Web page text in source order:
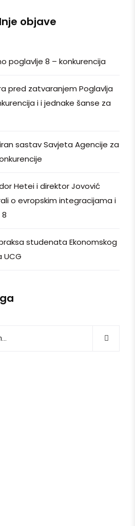
objave
poglavlje 8 – konkurencija
pred zatvaranjem Poglavlja
i i jednake šanse za
sastav Savjeta Agencije za
Hetei i direktor Jovović
o evropskim integracijama i
studenata Ekonomskog